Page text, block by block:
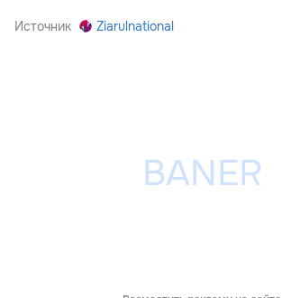
Источник Ziarulnational